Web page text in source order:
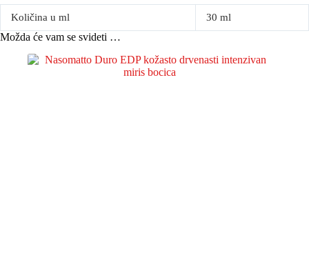
Količina u ml 30 ml
Možda će vam se svideti …